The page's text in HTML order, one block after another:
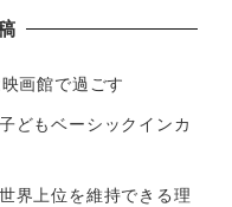
画館で過ごす
どもベーシックインカ
界上位を維持できる理